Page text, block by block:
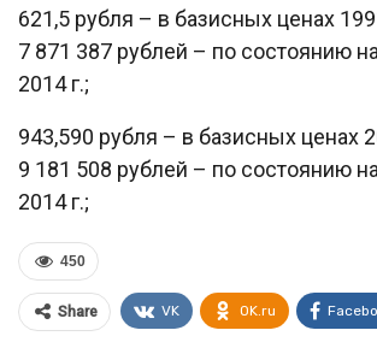
621,5 рубля – в базисных ценах
7 871 387 рублей – по состоянию
2014 г.;
943,590 рубля – в базисных ценах
9 181 508 рублей – по состоянию
2014 г.;
450
Share VK OK.ru